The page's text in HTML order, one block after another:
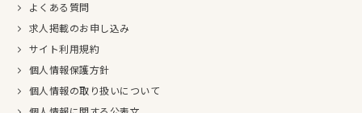
よくある質問
求人掲載のお申し込み
サイト利用規約
個人情報保護方針
個人情報の取り扱いについて